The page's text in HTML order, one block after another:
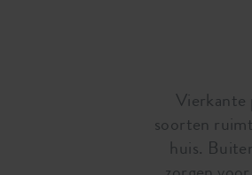
Vierkante
soorten
huis.